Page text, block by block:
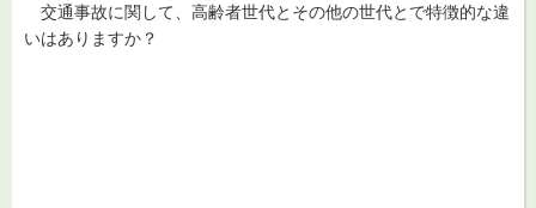
交通事故に関して、高齢者世代とその他の世代とで特徴的な違
いはありますか？